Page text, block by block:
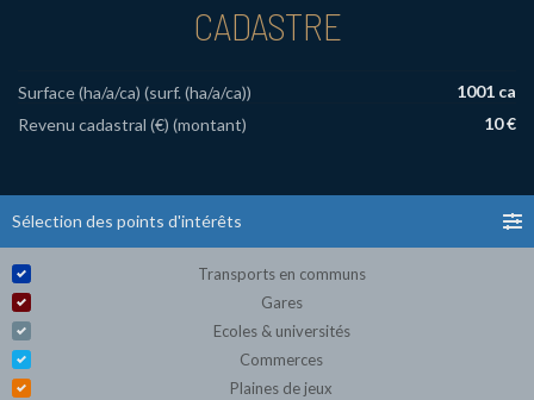
CADASTRE
Surface (ha/a/ca) (surf. (ha/a/ca))
1001 ca
Revenu cadastral (€) (montant)
10 €
Sélection des points d'intérêts
Transports en communs
Gares
Ecoles & universités
Commerces
Plaines de jeux